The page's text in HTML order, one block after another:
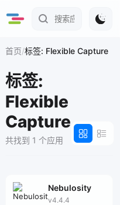
首页/标签: Flexible Capture
标签:
Flexible
Capture
共找到 1 个应用
Nebulosity
v4.4.4